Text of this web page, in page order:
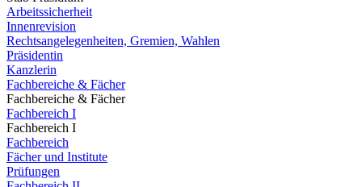
Arbeitssicherheit
Innenrevision
Rechtsangelegenheiten, Gremien, Wahlen
Präsidentin
Kanzlerin
Fachbereiche & Fächer
Fachbereiche & Fächer
Fachbereich I
Fachbereich I
Fachbereich
Fächer und Institute
Prüfungen